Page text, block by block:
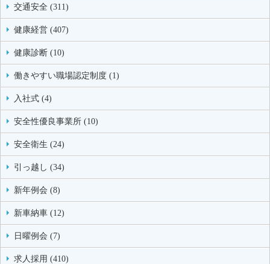
交通安全 (311)
健康経営 (407)
健康診断 (10)
働きやすい職場認定制度 (1)
入社式 (4)
安全性優良事業所 (10)
安全衛生 (24)
引っ越し (34)
新年例会 (8)
新車納車 (12)
日曜例会 (7)
求人採用 (410)